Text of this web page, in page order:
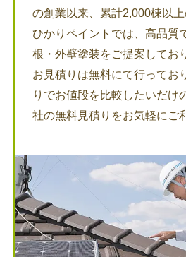
の創業以来、累計2,000棟以
ひかりペイントでは、高品質
根・外壁塗装をご提案してお
お見積りは無料にて行ってお
りでお値段を比較したいだけ
社の無料見積りをお気軽にご